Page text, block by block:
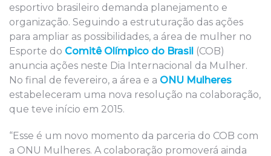
esportivo brasileiro demanda planejamento e
organização. Seguindo a estruturação das ações
para ampliar as possibilidades, a área de mulher no
Esporte do Comitê Olímpico do Brasil (COB)
anuncia ações neste Dia Internacional da Mulher.
No final de fevereiro, a área e a ONU Mulheres
estabeleceram uma nova resolução na colaboração,
que teve início em 2015.
“Esse é um novo momento da parceria do COB com
a ONU Mulheres. A colaboração promoverá ainda